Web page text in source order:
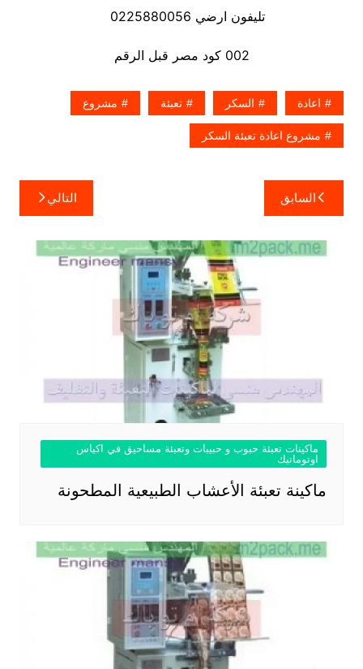
تليفون ارضي 0225880056
002 كود مصر قبل الرقم
اعادة السكر تعبئة مشروع
مشروع اعادة تعبئة السكر
تصفّح
المقالات
السابق التالي
ماكينات تعبئة حبوب و حبيبات وتعبئة مساحيق في اكياس
اوتوماتيك
ماكينة تعبئة الأعشاب الطبيعية المطحونة